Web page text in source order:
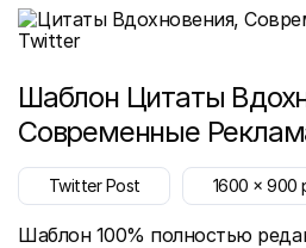
Шаблон Цитаты
Современные
Twitter Post 1600 x900
Шаблон 100% полностью